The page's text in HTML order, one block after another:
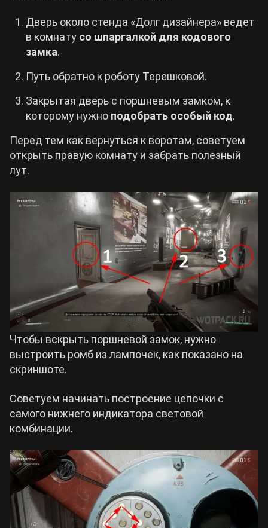
Дверь около стенда «Долг дизайнера» ведет
в комнату со шпаргалкой для кодового
замка.
Путь обратно к роботу Терешковой.
Закрытая дверь с поршневым замком, к
которому нужно подобрать особый код.
Перед тем как вернуться к воротам, советуем
открыть правую комнату и забрать полезный
лут.
Чтобы вскрыть поршневой замок, нужно
выстроить ромб из лампочек, как показано на
скриншоте.
Советуем начинать построение цепочки с
самого нижнего индикатора световой
комбинации.